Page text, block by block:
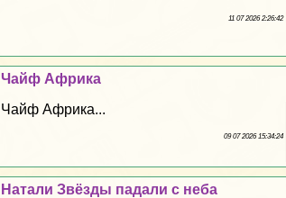
11 07 2026 2:26:42
Чайф Африка
Чайф Африка...
09 07 2026 15:34:24
Натали Звёзды падали с неба